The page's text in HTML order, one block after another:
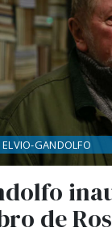
de
ELVIO-GANDOLFO